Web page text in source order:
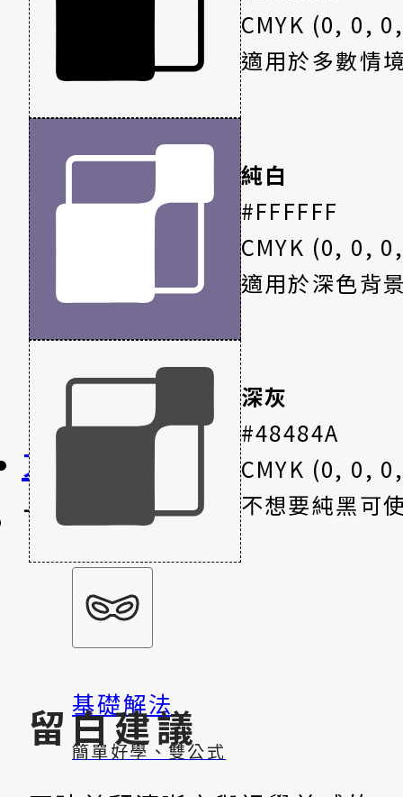
基礎速解
小公式，大加速
參加比賽
流程與規則講解
大師之路
盲解
基礎解法
簡單好學、雙公式
CMYK (0, 0,
適用於多數情
純白
#FFFFFF
CMYK (0, 0,
適用於深色背
深灰
#48484A
CMYK (0, 0,
不想要純黑可
留白建議